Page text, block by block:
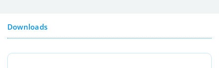
Downloads